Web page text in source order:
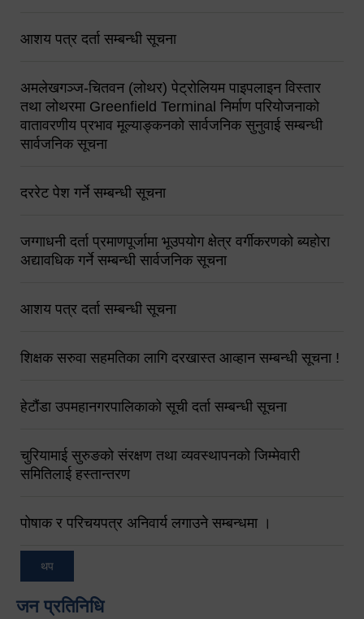
आशय पत्र दर्ता सम्बन्धी सूचना
अमलेखगञ्ज-चितवन (लोथर) पेट्रोलियम पाइपलाइन विस्तार
तथा लोथरमा Greenfield Terminal निर्माण परियोजनाको
वातावरणीय प्रभाव मूल्याङ्कनको सार्वजनिक सुनुवाई सम्बन्धी
सार्वजनिक सूचना
दररेट पेश गर्ने सम्बन्धी सूचना
जग्गाधनी दर्ता प्रमाणपूर्जामा भूउपयोग क्षेत्र वर्गीकरणको ब्यहोरा
अद्यावधिक गर्ने सम्बन्धी सार्वजनिक सूचना
आशय पत्र दर्ता सम्बन्धी सूचना
शिक्षक सरुवा सहमतिका लागि दरखास्त आव्हान सम्बन्धी सूचना !
हेटौंडा उपमहानगरपालिकाको सूची दर्ता सम्बन्धी सूचना
चुरियामाई सुरुङको संरक्षण तथा व्यवस्थापनको जिम्मेवारी
समितिलाई हस्तान्तरण
पोषाक र परिचयपत्र अनिवार्य लगाउने सम्बन्धमा ।
थप
जन प्रतिनिधि